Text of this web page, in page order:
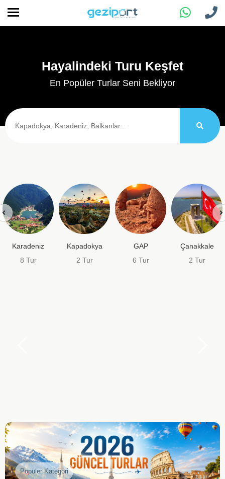
Hayalindeki Turu Keşfet
En Popüler Turlar Seni Bekliyor
Karadeniz
8 Tur
Kapadokya
2 Tur
GAP
6 Tur
Çanakkale
2 Tur
Popüler Kategori